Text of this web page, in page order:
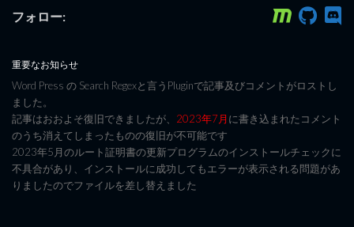
フォロー:
重要なお知らせ
Word Press の Search Regexと言うPluginで記事及びコメントがロストし
ました。
記事はおおよそ復旧できましたが、 2023年7月に書き込まれたコメント
のうち消えてしまったものの復旧が不可能です
2023年5月のルート証明書の更新プログラムのインストールチェックに
不具合があり、インストールに成功してもエラーが表示される問題があ
りましたのでファイルを差し替えました